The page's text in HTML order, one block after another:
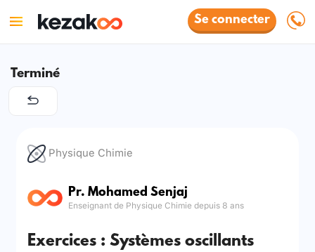
Se connecter
Terminé
Physique Chimie
Pr. Mohamed Senjaj
Enseignant de Physique Chimie depuis 8 ans
Exercices : Systèmes oscillants